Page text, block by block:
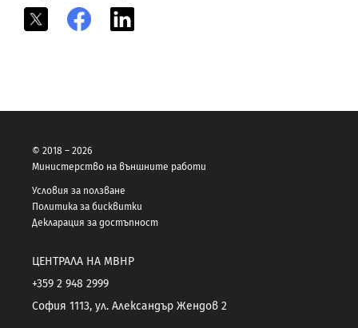
Facebook
© 2018 – 2026
Министерство на външните работи
Условия за ползване
Политика за бисквитки
Декларация за достъпност
ЦЕНТРАЛА НА МВНР
+359 2 948 2999
София 1113, ул. Александър Жендов 2